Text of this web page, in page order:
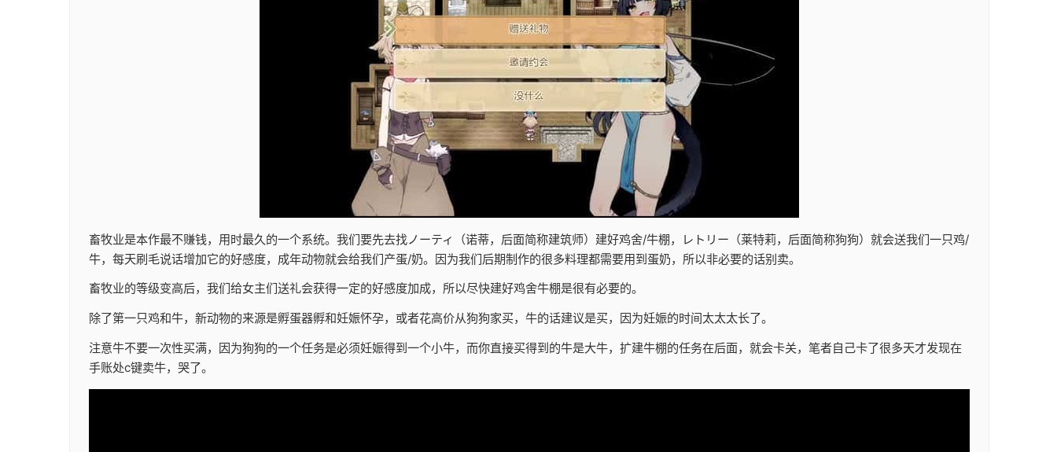
畜牧业是本作最不赚钱，用时最久的一个系统。我们要先去找ノーティ（诺蒂，后面简称建筑师）建好鸡舍/牛棚，レトリー（莱特莉，后面简称狗狗）就会送我们一只鸡/
牛，每天刷毛说话增加它的好感度，成年动物就会给我们产蛋/奶。因为我们后期制作的很多料理都需要用到蛋奶，所以非必要的话别卖。
畜牧业的等级变高后，我们给女主们送礼会获得一定的好感度加成，所以尽快建好鸡舍牛棚是很有必要的。
除了第一只鸡和牛，新动物的来源是孵蛋器孵和妊娠怀孕，或者花高价从狗狗家买，牛的话建议是买，因为妊娠的时间太太太长了。
注意牛不要一次性买满，因为狗狗的一个任务是必须妊娠得到一个小牛，而你直接买得到的牛是大牛，扩建牛棚的任务在后面，就会卡关，笔者自己卡了很多天才发现在
手账处c键卖牛，哭了。